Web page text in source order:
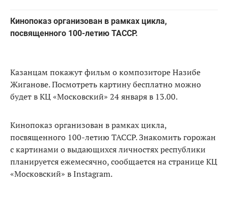
Кинопоказ организован в рамках цикла,
посвященного 100-летию ТАССР.
Казанцам покажут фильм о композиторе Назибе
Жиганове. Посмотреть картину бесплатно можно
будет в КЦ «Московский» 24 января в 13.00.
Кинопоказ организован в рамках цикла,
посвященного 100-летию ТАССР. Знакомить горожан
с картинами о выдающихся личностях республики
планируется ежемесячно, сообщается на странице КЦ
«Московский» в Instagram.